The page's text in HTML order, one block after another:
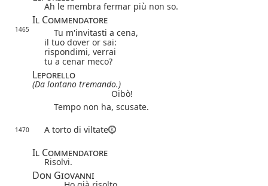
Ah le membra fermar più non so.
Il Commendatore
1465
Tu m'invitasti a cena,
il tuo dover or sai:
rispondimi, verrai
tu a cenar meco?
Leporello
(Da lontano tremando.)
Oibò!
Tempo non ha, scusate.
1470 A torto di viltate
Il Commendatore
Risolvi.
Don Giovanni